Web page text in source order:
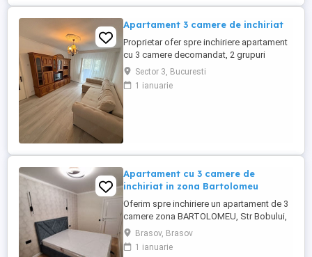
de 4 etaje, cu Lift modern. Detine ...
Apartament 3 camere de inchiriat
Proprietar ofer spre inchiriere apartament
cu 3 camere decomandat, 2 grupuri
sanitare, debara, 2 balcoane, aer
conditionat, loc de parcare. Situat in zona
Dristor, Bulevardul Ramnicu Sarat.
Sector 3, Bucuresti
1 ianuarie
Apartament cu 3 camere de
inchiriat in zona Bartolomeu
Oferim spre inchiriere un apartament de 3
camere zona BARTOLOMEU, Str Bobului,
decomandat, etaj 3 din 5, o suprafata utila
de 75 mp, centrala termica. Este mobilat si
utilat complet epntru mai multe detalii
Brasov, Brasov
1 ianuarie